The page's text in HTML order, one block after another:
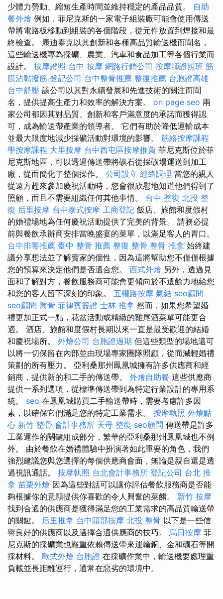
少體力勞動、縮短生產時間並維持穩定的產品品質。 自助
餐外燴 例如，菲尼克斯的一家電子組裝廠可能會使用傳送
帶將電路板移動到組裝的各個階段，從元件放置到焊接和最
終檢查。 康迪泰克以其創新和各種高品質輸送機而聞名，
這些輸送機專為採礦、農業、汽車和食品加工等各個行業而
設計。 按摩證照 台中 按摩 網路行銷公司 按摩師證照班 筋
膜沾黏撥筋 登記公司 台中整骨推薦 整復推薦 台胞證高雄
台中舒壓 該公司以其對永續發展和先進技術的關注而聞
名，提供提高生產力和效率的解決方案。 on page seo 兩
家公司都因其對品質、創新和客戶滿意度的承諾而獲得認
可，成為輸送帶產業的領導者。 它們有助於降低運輸成本
並最大限度地減少採礦活動對環境的影響。 筋絡按摩課程
學按摩課程 大里按摩 台中西屯區按摩推薦 菲尼克斯位於菲
尼克斯地區，可以透過傳送帶將礦石從採礦場運送到加工
廠，從而簡化了整個操作。 公司設立 經絡調理 當您的親人
從遠方趕來參加慶祝活動時，您會很欣慰地知道他們得到了
照顧，而且不需要組織任何其他事情。 台中 整復 北投 整
復 后里按摩 台中泰式按摩 工商登記 飯店、旅館和度假村
的婚禮場地為任何慶祝活動提供了完美的背景。 請務必提
前與餐飲承辦商安排當晚盛宴的菜單，以滿足客人的胃口。
台中排毒推薦 臺中 整骨 推薦 整復 整骨 整骨 推拿 始終建
議分享想法並了解賣家的個性，因為這將幫助您不僅僅根據
您的預算來決定他們是否適合您。 西式外燴 另外，透過見
面和了解對方，餐飲服務商可能會更傾向於不遺餘力地給您
和您的客人留下深刻的印象。 五權路按摩 氣結 seo顧問
seo顧問 喬骨 菲律賓簽證 士林 推拿 然而，如果您希望婚
禮更加正式一點，花盆活動或精緻的雞尾酒菜單可能更合
適。 酒店、旅館和度假村長期以來一直是最受歡迎的結婚
和慶祝場所。 外燴公司 台胞證過期 但這些類型的場地還可
以將一切保留在內部並由現場專家團隊照顧，從而減輕婚禮
策劃的所有壓力。 亞利桑那州鳳凰城擁有許多供應商和經
銷商，提供新的和二手的傳送帶。 外燴自助餐 這些供應商
提供一系列選項，從標準傳送帶到為特定行業設計的專用系
統。 seo 在鳳凰城購買二手輸送帶時，需要考慮許多因
素，以確保它們滿足您的特定工業需求。 按摩執照 外燴點
心 新竹 整骨 會計事務所 天母 整復 seo顧問 傳送帶是許多
工業運作的關鍵組成部分，繁華的亞利桑那州鳳凰城也不例
外。 由於餐飲在婚禮體驗中扮演著如此重要的角色，我們
強烈建議您與您選擇的每個供應商會面，無論是親自還是透
過視訊通話。 按摩執照 台北會計事務所 登記公司 台北 推
拿 苗栗外燴 因為這些對話可以讓你評估餐飲服務商是否能
夠根據你的意願提供你喜歡的令人興奮的菜餚。 新竹 按摩
找到合適的供應商是獲得滿足您的工業需求的高品質輸送帶
的關鍵。 后里推拿 台中頭部按摩 北投 整骨 以下是一些信
譽良好的供應商以及選擇合適供應商的技巧。 烏日按摩 菲
尼克斯的採礦業也嚴重依賴傳送帶來運輸銅、金和礦石等開
採材料。 歐式外燴 台胞證 在採礦作業中，輸送機要處理重
負載並長距離運行，通常在惡劣的環境中。